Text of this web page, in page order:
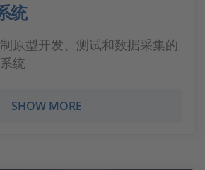
统
原型开发、测试和数据采集的
统
SHOW MORE